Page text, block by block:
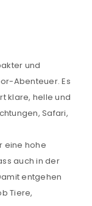
und
Abenteuer. Es
klare, helle und
Safari,
eine hohe
auch in der
entgehen
Tiere,